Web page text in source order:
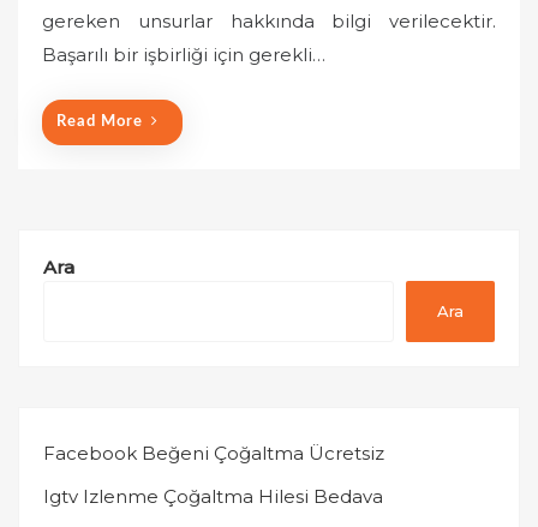
o
gereken unsurlar hakkında bilgi verilecektir.
Başarılı bir işbirliği için gerekli…
Read More
Ara
Ara
Facebook Beğeni Çoğaltma Ücretsiz
Igtv Izlenme Çoğaltma Hilesi Bedava